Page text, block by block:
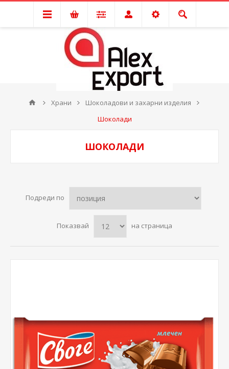
Храни
Шоколадови и захарни изделия
Шоколади
ШОКОЛАДИ
Подреди по
Показвай на страница